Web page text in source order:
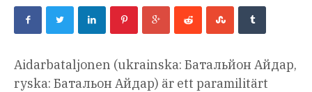
Aidarbataljonen (ukrainska: Батальйон Айдар,
ryska: Батальон Айдар) är ett paramilitärt